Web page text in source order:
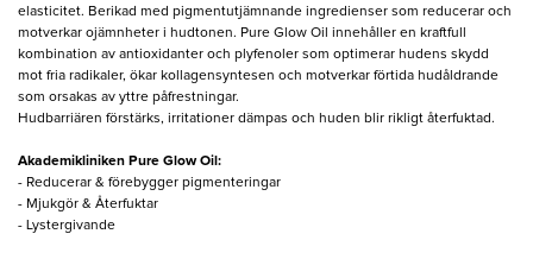
elasticitet. Berikad med pigmentutjämnande ingredienser som reducerar och
motverkar ojämnheter i hudtonen. Pure Glow Oil innehåller en kraftfull
kombination av antioxidanter och plyfenoler som optimerar hudens skydd
mot fria radikaler, ökar kollagensyntesen och motverkar förtida hudåldrande
som orsakas av yttre påfrestningar.
Hudbarriären förstärks, irritationer dämpas och huden blir rikligt återfuktad.
Akademikliniken Pure Glow Oil:
- Reducerar & förebygger pigmenteringar
- Mjukgör & Återfuktar
- Lystergivande